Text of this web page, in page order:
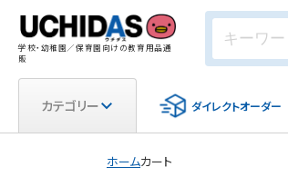
学校・幼稚園／保育園向けの教育用品通
販
カテゴリー ダイレクトオーダー
ホームカート